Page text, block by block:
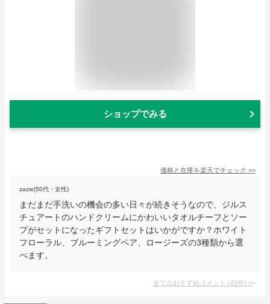
ショップでみる
価格と在庫を楽天でチェック >>
zazie(50代・女性)
まだまだ手洗いの機会の多い日々が続きそうなので、ジルス
チュアートのハンドクリームにかわいいタオルチーフとソー
プがセットになったギフトセットはいかがですか？ホワイト
フローラル、ブルーミングペア、ロージーズの3種類から選
べます。
全てのおすすめコメント (21件) >